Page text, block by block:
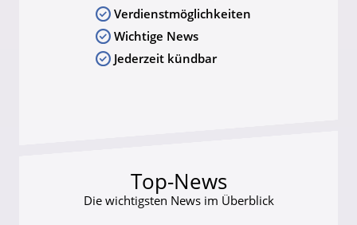
Verdienstmöglichkeiten
Wichtige News
Jederzeit kündbar
Top-News
Die wichtigsten News im Überblick